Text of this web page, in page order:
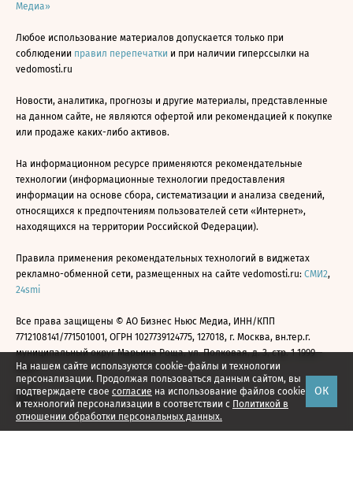
На нашем сайте используются cookie-файлы и технологии
персонализации. Продолжая пользоваться данным сайтом, вы
подтверждаете свое согласие на использование файлов cookie
и технологий персонализации в соответствии с Политикой в
отношении обработки персональных данных.
ОК
Медиа»
Любое использование материалов допускается только при
соблюдении правил перепечатки и при наличии гиперссылки на
vedomosti.ru
Новости, аналитика, прогнозы и другие материалы, представленные
на данном сайте, не являются офертой или рекомендацией к покупке
или продаже каких-либо активов.
На информационном ресурсе применяются рекомендательные
технологии (информационные технологии предоставления
информации на основе сбора, систематизации и анализа сведений,
относящихся к предпочтениям пользователей сети «Интернет»,
находящихся на территории Российской Федерации).
Правила применения рекомендательных технологий в виджетах
рекламно-обменной сети, размещенных на сайте vedomosti.ru: СМИ2,
24smi
Все права защищены © АО Бизнес Ньюс Медиа, ИНН/КПП
7712108141/771501001, ОГРН 1027739124775, 127018, г. Москва, вн.тер.г.
муниципальный округ Марьина Роща, ул. Полковая, д. 3, стр. 1 1999—
2026